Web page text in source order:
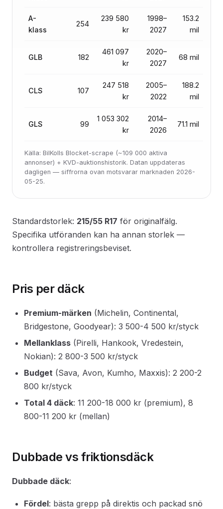
A-
klass
254
239 580
kr
1998–
2027
153.2
mil
GLB 182
461 097
kr
2020–
2027
68 mil
CLS 107
247 518
kr
2005–
2022
188.2
mil
GLS 99
1 053 302
kr
2014–
2026
71.1 mil
Källa: BilKolls Blocket-scrape (~109 000 aktiva
annonser) + KVD-auktionshistorik. Datan uppdateras
dagligen — siffrorna ovan motsvarar marknaden 2026-
05-25.
Standardstorlek: 215/55 R17 för originalfälg.
Specifika utföranden kan ha annan storlek —
kontrollera registreringsbeviset.
Pris per däck
Premium-märken (Michelin, Continental,
Bridgestone, Goodyear): 3 500-4 500 kr/styck
Mellanklass (Pirelli, Hankook, Vredestein,
Nokian): 2 800-3 500 kr/styck
Budget (Sava, Avon, Kumho, Maxxis): 2 200-2
800 kr/styck
Total 4 däck: 11 200-18 000 kr (premium), 8
800-11 200 kr (mellan)
Dubbade vs friktionsdäck
Dubbade däck:
Fördel: bästa grepp på direktis och packad snö